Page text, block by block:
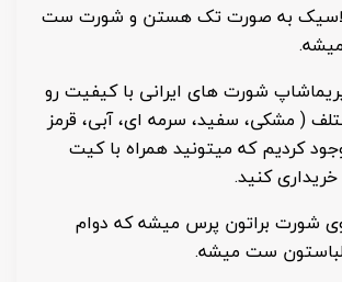
به صورت تک هستن و شورت ست
شورت های ایرانی با کیفیت رو
( مشکی، سفید، سرمه ای، آبی، قرمز
کردیم که میتونید همراه با کیت
کنید.
شورت براتون پرس میشه که دوام
لباستون ست میشه.